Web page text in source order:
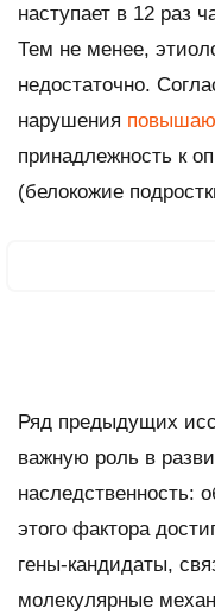
наступает в 12 раз
Тем не менее,
недостаточно.
нарушения
принадлежность к
(белокожие
Ряд предыдущих
важную роль в
наследственность:
этого фактора
гены-кандидаты,
молекулярные